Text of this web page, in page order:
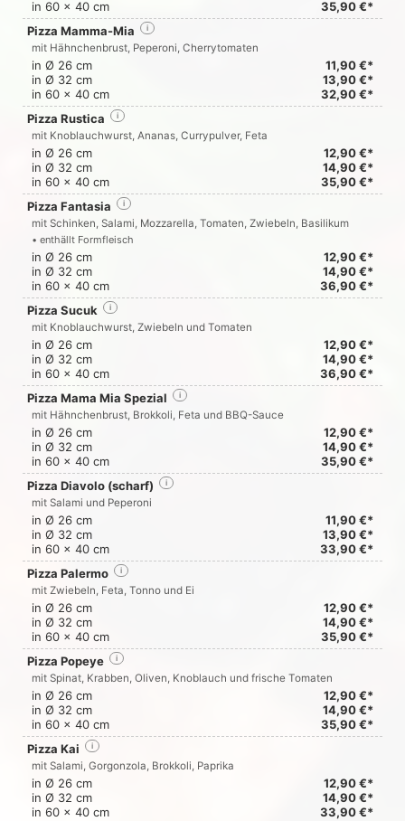
in 60 x 40 cm
35,90 €*
Pizza Mamma-Mia
i
mit Hähnchenbrust, Peperoni, Cherrytomaten
in Ø 26 cm
11,90 €*
in Ø 32 cm
13,90 €*
in 60 x 40 cm
32,90 €*
Pizza Rustica
i
mit Knoblauchwurst, Ananas, Currypulver, Feta
in Ø 26 cm
12,90 €*
in Ø 32 cm
14,90 €*
in 60 x 40 cm
35,90 €*
Pizza Fantasia
i
mit Schinken, Salami, Mozzarella, Tomaten, Zwiebeln, Basilikum
• enthällt Formfleisch
in Ø 26 cm
12,90 €*
in Ø 32 cm
14,90 €*
in 60 x 40 cm
36,90 €*
Pizza Sucuk
i
mit Knoblauchwurst, Zwiebeln und Tomaten
in Ø 26 cm
12,90 €*
in Ø 32 cm
14,90 €*
in 60 x 40 cm
36,90 €*
Pizza Mama Mia Spezial
i
mit Hähnchenbrust, Brokkoli, Feta und BBQ-Sauce
in Ø 26 cm
12,90 €*
in Ø 32 cm
14,90 €*
in 60 x 40 cm
35,90 €*
Pizza Diavolo (scharf)
i
mit Salami und Peperoni
in Ø 26 cm
11,90 €*
in Ø 32 cm
13,90 €*
in 60 x 40 cm
33,90 €*
Pizza Palermo
i
mit Zwiebeln, Feta, Tonno und Ei
in Ø 26 cm
12,90 €*
in Ø 32 cm
14,90 €*
in 60 x 40 cm
35,90 €*
Pizza Popeye
i
mit Spinat, Krabben, Oliven, Knoblauch und frische Tomaten
in Ø 26 cm
12,90 €*
in Ø 32 cm
14,90 €*
in 60 x 40 cm
35,90 €*
Pizza Kai
i
mit Salami, Gorgonzola, Brokkoli, Paprika
in Ø 26 cm
12,90 €*
in Ø 32 cm
14,90 €*
in 60 x 40 cm
33,90 €*